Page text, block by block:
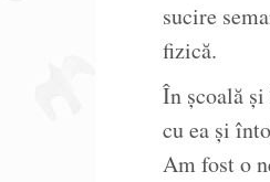
sucire
fizică.
În școală
cu ea și
Am fost o